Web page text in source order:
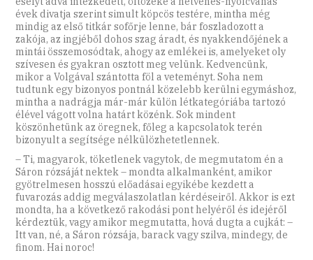
évek divatja szerint simult köpcös testére, mintha még
mindig az első titkár sofőrje lenne, bár foszladozott a
zakója, az ingjéből dohos szag áradt, és nyakkendőjének a
mintái összemosódtak, ahogy az emlékei is, amelyeket oly
szívesen és gyakran osztott meg velünk. Kedvencünk,
mikor a Volgával szántotta föl a veteményt. Soha nem
tudtunk egy bizonyos pontnál közelebb kerülni egymáshoz,
mintha a nadrágja már-már külön létkategóriába tartozó
élével vágott volna határt közénk. Sok mindent
köszönhetünk az öregnek, főleg a kapcsolatok terén
bizonyult a segítsége nélkülözhetetlennek.
– Ti, magyarok, töketlenek vagytok, de megmutatom én a
Sáron rózsáját nektek – mondta alkalmanként, amikor
gyötrelmesen hosszú előadásai egyikébe kezdett a
fuvarozás addig megválaszolatlan kérdéseiről. Akkor is ezt
mondta, ha a következő rakodási pont helyéről és idejéről
kérdeztük, vagy amikor megmutatta, hová dugta a cujkát: –
Itt van, né, a Sáron rózsája, barack vagy szilva, mindegy, de
finom. Hai noroc!